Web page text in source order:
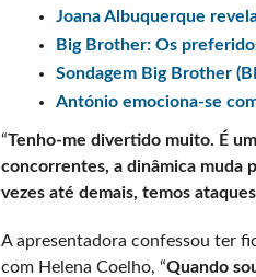
Joana Albuquerque
Big Brother: Os
Sondagem Big Brother
António emociona-se
“Tenho-me divertido muito. É
concorrentes, a dinâmica muda
vezes até demais, temos
A apresentadora confessou ter
com Helena Coelho, “Quando